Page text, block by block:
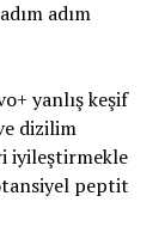
adım
yanlış keşif
dizilim
iyileştirmekle
peptit